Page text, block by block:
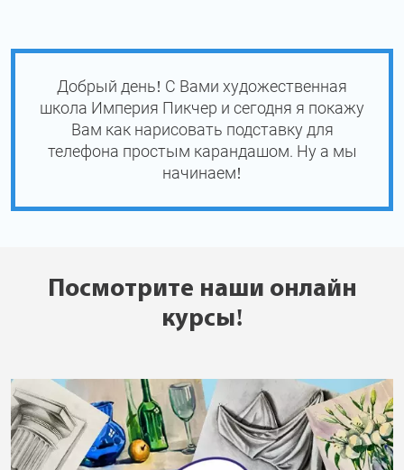
Добрый день! С Вами художественная
школа Империя Пикчер и сегодня я покажу
Вам как нарисовать подставку для
телефона простым карандашом. Ну а мы
начинаем!
Посмотрите наши онлайн
курсы!